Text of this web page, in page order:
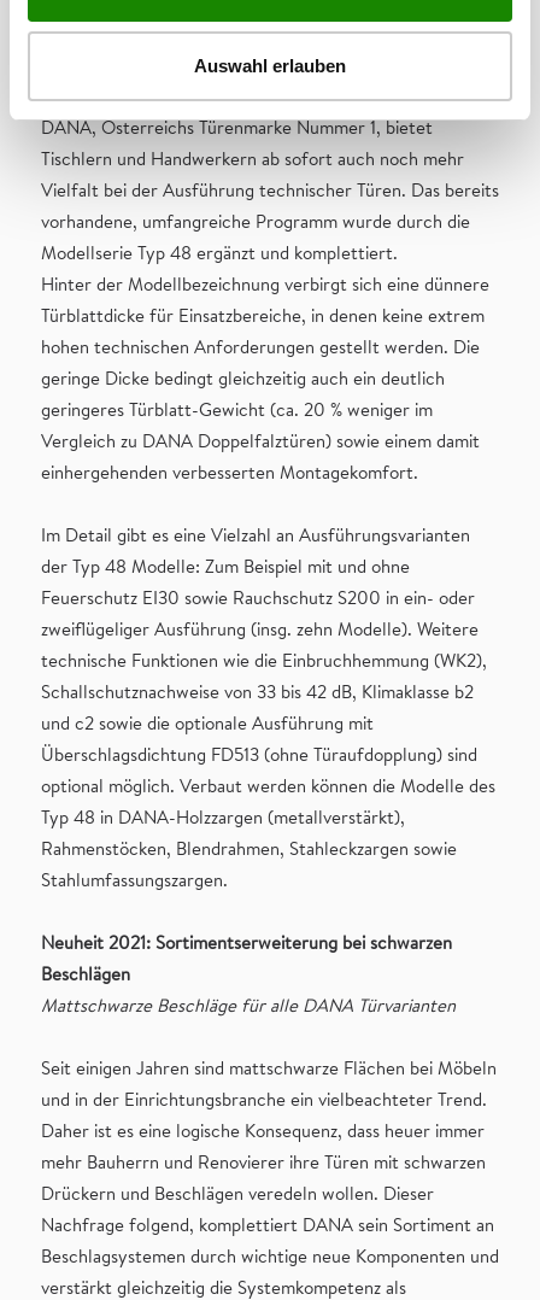
Auswahl erlauben
Technische Tür mit geringerer Stärke und deutlich
geringerem Gewicht
DANA, Österreichs Türenmarke Nummer 1, bietet
Tischlern und Handwerkern ab sofort auch noch mehr
Vielfalt bei der Ausführung technischer Türen. Das bereits
vorhandene, umfangreiche Programm wurde durch die
Modellserie Typ 48 ergänzt und komplettiert.
Hinter der Modellbezeichnung verbirgt sich eine dünnere
Türblattdicke für Einsatzbereiche, in denen keine extrem
hohen technischen Anforderungen gestellt werden. Die
geringe Dicke bedingt gleichzeitig auch ein deutlich
geringeres Türblatt-Gewicht (ca. 20 % weniger im
Vergleich zu DANA Doppelfalztüren) sowie einem damit
einhergehenden verbesserten Montagekomfort.
Im Detail gibt es eine Vielzahl an Ausführungsvarianten
der Typ 48 Modelle: Zum Beispiel mit und ohne
Feuerschutz EI30 sowie Rauchschutz S200 in ein- oder
zweiflügeliger Ausführung (insg. zehn Modelle). Weitere
technische Funktionen wie die Einbruchhemmung (WK2),
Schallschutznachweise von 33 bis 42 dB, Klimaklasse b2
und c2 sowie die optionale Ausführung mit
Überschlagsdichtung FD513 (ohne Türaufdopplung) sind
optional möglich. Verbaut werden können die Modelle des
Typ 48 in DANA-Holzzargen (metallverstärkt),
Rahmenstöcken, Blendrahmen, Stahleckzargen sowie
Stahlumfassungszargen.
Neuheit 2021: Sortimentserweiterung bei schwarzen
Beschlägen
Mattschwarze Beschläge für alle DANA Türvarianten
Seit einigen Jahren sind mattschwarze Flächen bei Möbeln
und in der Einrichtungsbranche ein vielbeachteter Trend.
Daher ist es eine logische Konsequenz, dass heuer immer
mehr Bauherrn und Renovierer ihre Türen mit schwarzen
Drückern und Beschlägen veredeln wollen. Dieser
Nachfrage folgend, komplettiert DANA sein Sortiment an
Beschlagsystemen durch wichtige neue Komponenten und
verstärkt gleichzeitig die Systemkompetenz als